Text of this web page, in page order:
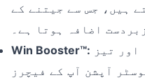
ہیں، جس سے جیتنے کے
اضافہ ہوتا ہے۔
Win Booster™:
آپشن آپ کے فیچرز